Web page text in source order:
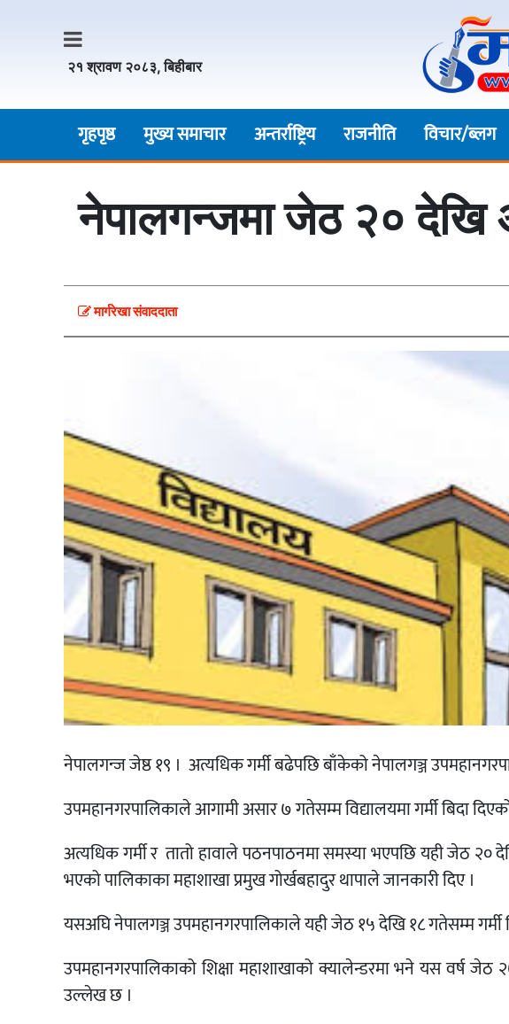
२१ श्रावण २०८३, बिहीबार
गृहपृष्ठ मुख्य समाचार अन्तर्राष्ट्रिय राजनीति विचार/ब्लग
नेपालगन्जमा जेठ २० देखि
मार्गरेखा संवाददाता
नेपालगन्ज जेष्ठ १९ । अत्यधिक गर्मी बढेपछि बाँकेको नेपालगञ्ज
उपमहानगरपालिकाले आगामी असार ७ गतेसम्म विद्यालयमा गर्मी बिदा
अत्यधिक गर्मी र तातो हावाले पठनपाठनमा समस्या भएपछि यही जेठ २०
भएको पालिकाका महाशाखा प्रमुख गोर्खबहादुर थापाले जानकारी दिए ।
यसअघि नेपालगञ्ज उपमहानगरपालिकाले यही जेठ १५ देखि १८ गतेसम्म गर्मी
उपमहानगरपालिकाको शिक्षा महाशाखाको क्यालेन्डरमा भने यस वर्ष जेठ
उल्लेख छ ।